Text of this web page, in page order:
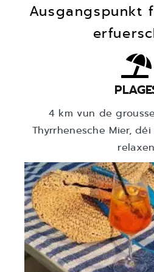
Ausgangspunkt
4 km vun de
Thyrrhenesche Mier,
relaxen